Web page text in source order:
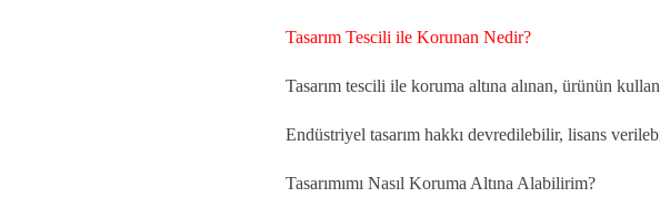
Tasarım Tescili ile Korunan Nedir?
Tasarım tescili ile koruma altına alınan, ürünün
Endüstriyel tasarım hakkı devredilebilir, lisans
Tasarımımı Nasıl Koruma Altına Alabilirim?